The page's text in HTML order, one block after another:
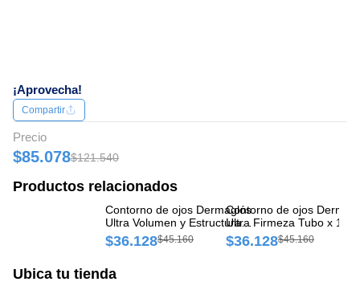
¡Aprovecha!
Compartir
Precio
$85.078$121.540
Productos relacionados
Contorno de ojos Dermaglós
Ultra Volumen y Estructura
Tubo x 15 gr
$36.128$45.160
Contorno de ojos
Ultra Firmeza Tubo x 15
$36.128$45.160
Ubica tu tienda